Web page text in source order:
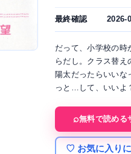
最終確認 2026-
だって、小学校の時
らだし。クラス替
陽太だったらいい
っと…して、いいよ
無料で読める
♡ お気に入り